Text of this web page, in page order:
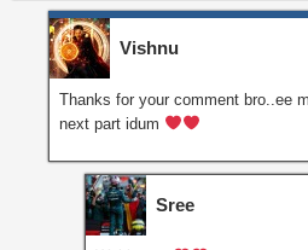
Vishnu
Thanks for your comment bro..ee
next part idum
Sree